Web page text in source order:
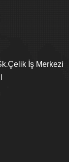
İş Merkezi